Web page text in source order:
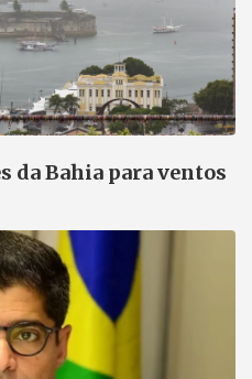
da Bahia para ventos